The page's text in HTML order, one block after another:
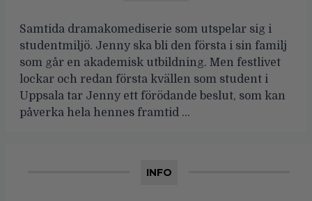
Samtida dramakomediserie som utspelar sig i
studentmiljö. Jenny ska bli den första i sin familj
som går en akademisk utbildning. Men festlivet
lockar och redan första kvällen som student i
Uppsala tar Jenny ett förödande beslut, som kan
påverka hela hennes framtid …
INFO